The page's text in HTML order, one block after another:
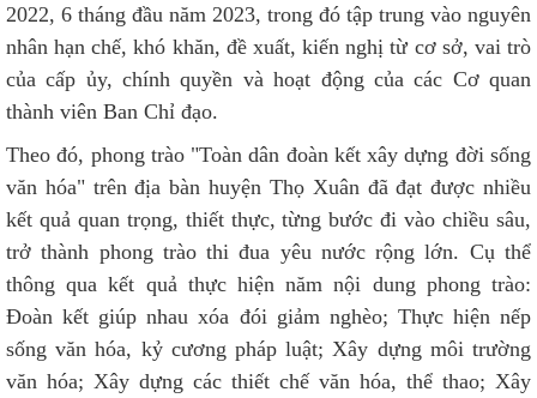
2022, 6 tháng đầu năm 2023, trong đó tập trung vào nguyên
nhân hạn chế, khó khăn, đề xuất, kiến nghị từ cơ sở, vai trò
của cấp ủy, chính quyền và hoạt động của các Cơ quan
thành viên Ban Chỉ đạo.
Theo đó, phong trào "Toàn dân đoàn kết xây dựng đời sống
văn hóa" trên địa bàn huyện Thọ Xuân đã đạt được nhiều
kết quả quan trọng, thiết thực, từng bước đi vào chiều sâu,
trở thành phong trào thi đua yêu nước rộng lớn. Cụ thể
thông qua kết quả thực hiện năm nội dung phong trào:
Đoàn kết giúp nhau xóa đói giảm nghèo; Thực hiện nếp
sống văn hóa, kỷ cương pháp luật; Xây dựng môi trường
văn hóa; Xây dựng các thiết chế văn hóa, thể thao; Xây